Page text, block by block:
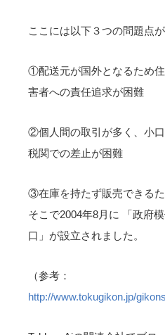
ここには以下３つの問題点が
①配送元が国外となるため
害者への責任追求が困難
②個人間の取引が多く、小口
税関での差止が困難
③在庫を持たず販売できる
そこで2004年8月に 「政府
口」が設立されました。
（参考：
http://www.tokugikon.jp/